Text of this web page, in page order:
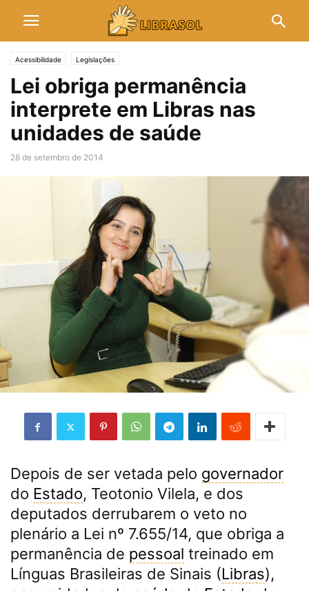
Acessibilidade Legislações
Lei obriga permanência
interprete em Libras nas
unidades de saúde
28 de setembro de 2014
Depois de ser vetada pelo governador
do Estado, Teotonio Vilela, e dos
deputados derrubarem o veto no
plenário a Lei nº 7.655/14, que obriga a
permanência de pessoal treinado em
Línguas Brasileiras de Sinais (Libras),